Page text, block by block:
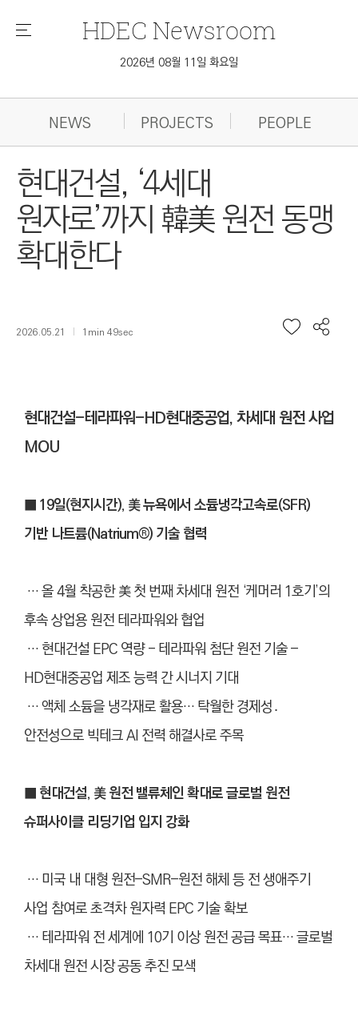
메
HDEC Newsroom
2026년 08월 11일 화요일
NEWS PROJECTS PEOPLE
현대건설, ‘4세대
원자로’까지 韓美 원전 동맹
확대한다
2026.05.21 1min 49sec
현대건설-테라파워-HD현대중공업, 차세대 원전 사업
MOU
■ 19일(현지시간), 美 뉴욕에서 소듐냉각고속로(SFR)
기반 나트륨(Natrium®) 기술 협력
… 올 4월 착공한 美 첫 번째 차세대 원전 ‘케머러 1호기’의
후속 상업용 원전 테라파워와 협업
… 현대건설 EPC 역량 - 테라파워 첨단 원전 기술 –
HD현대중공업 제조 능력 간 시너지 기대
… 액체 소듐을 냉각재로 활용… 탁월한 경제성․
안전성으로 빅테크 AI 전력 해결사로 주목
■ 현대건설, 美 원전 밸류체인 확대로 글로벌 원전
슈퍼사이클 리딩기업 입지 강화
… 미국 내 대형 원전–SMR–원전 해체 등 전 생애주기
사업 참여로 초격차 원자력 EPC 기술 확보
… 테라파워 전 세계에 10기 이상 원전 공급 목표… 글로벌
차세대 원전 시장 공동 추진 모색